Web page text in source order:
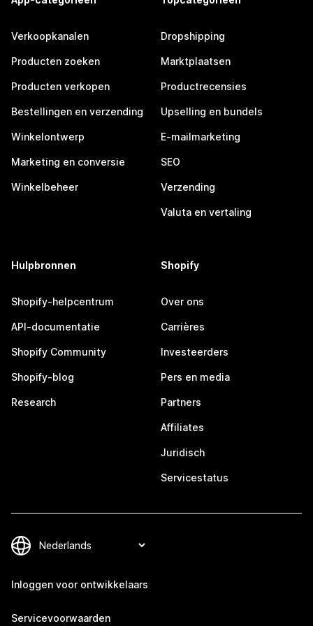
Verkoopkanalen
Producten zoeken
Producten verkopen
Bestellingen en verzending
Winkelontwerp
Marketing en conversie
Winkelbeheer
Dropshipping
Marktplaatsen
Productrecensies
Upselling en bundels
E-mailmarketing
SEO
Verzending
Valuta en vertaling
Hulpbronnen
Shopify-helpcentrum
API-documentatie
Shopify Community
Shopify-blog
Research
Shopify
Over ons
Carrières
Investeerders
Pers en media
Partners
Affiliates
Juridisch
Servicestatus
Inloggen voor ontwikkelaars
Servicevoorwaarden